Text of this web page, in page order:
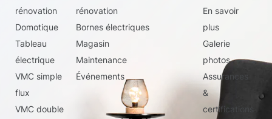
rénovation
Domotique
Tableau
électrique
VMC simple
flux
VMC double
rénovation
Bornes électriques
Magasin
Maintenance
Événements
En savoir
plus
Galerie
photos
Assurances
&
certifications